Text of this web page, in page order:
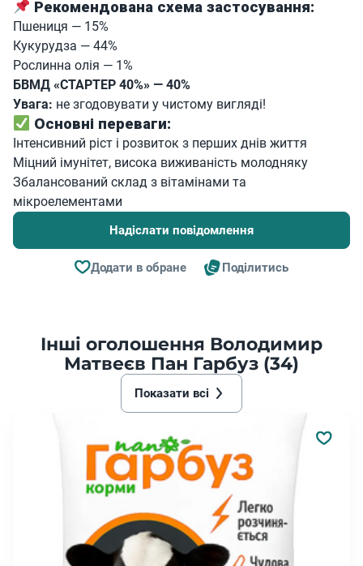
Рекомендована схема застосування:
Пшениця — 15%
Кукурудза — 44%
Рослинна олія — 1%
БВМД «СТАРТЕР 40%» — 40%
Увага: не згодовувати у чистому вигляді!
Основні переваги:
Інтенсивний ріст і розвиток з перших днів життя
Міцний імунітет, висока виживаність молодняку
Збалансований склад з вітамінами та
мікроелементами
Надіслати повідомлення
Додати в обране Поділитись
Інші оголошення Володимир
Матвеєв Пан Гарбуз (34)
Показати всі